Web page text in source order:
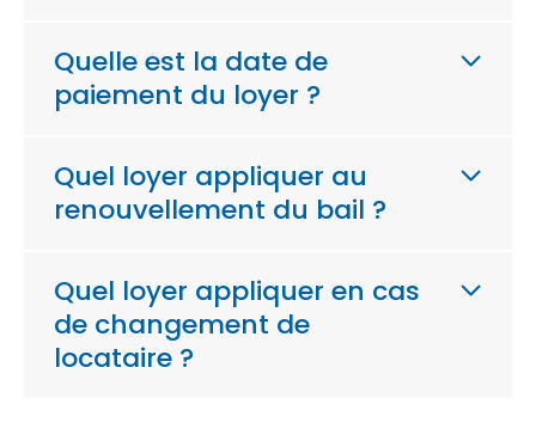
Quelle est la date de
paiement du loyer ?
Quel loyer appliquer au
renouvellement du bail ?
Quel loyer appliquer en cas
de changement de
locataire ?